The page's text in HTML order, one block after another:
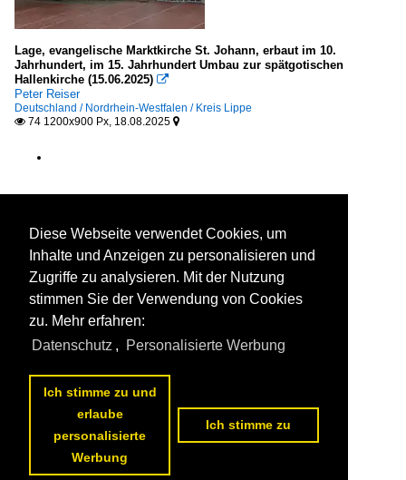
Lage, evangelische Marktkirche St. Johann, erbaut im 10.
Jahrhundert, im 15. Jahrhundert Umbau zur spätgotischen
Hallenkirche (15.06.2025) 
Peter Reiser
Deutschland / Nordrhein-Westfalen / Kreis Lippe
 74 1200x900 Px, 18.08.2025 
Diese Webseite verwendet Cookies, um
Inhalte und Anzeigen zu personalisieren und
Zugriffe zu analysieren. Mit der Nutzung
stimmen Sie der Verwendung von Cookies
zu. Mehr erfahren:
Datenschutz , Personalisierte Werbung
Ich stimme zu und
erlaube
personalisierte
Werbung
Ich stimme zu